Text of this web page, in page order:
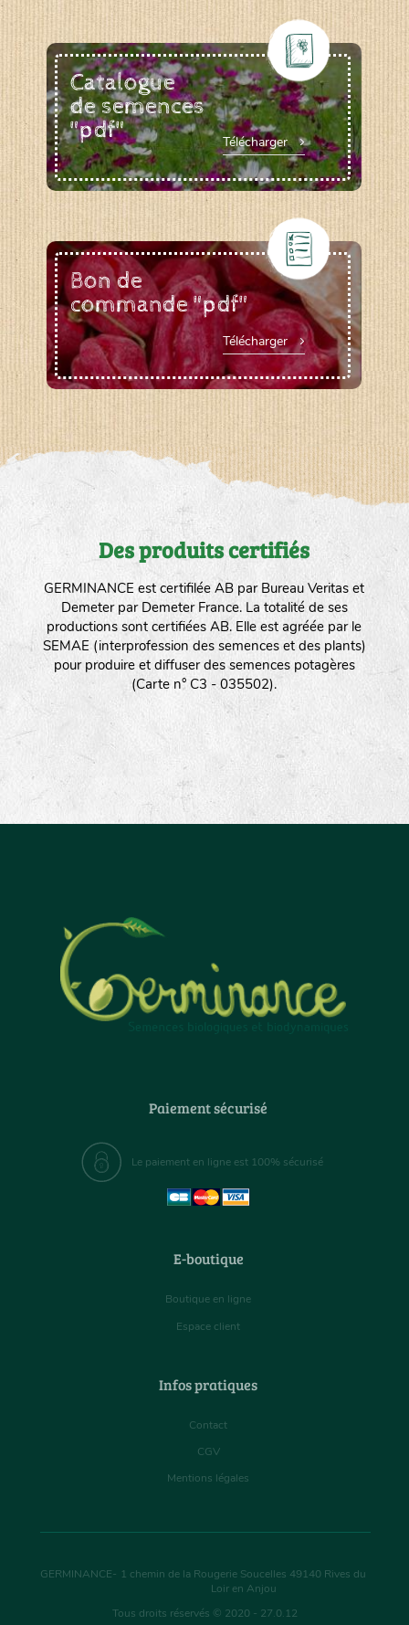
Catalogue
de semences
"pdf"
Télécharger
Bon de
commande "pdf"
Télécharger
Des produits certifiés
GERMINANCE est certifilée AB par Bureau Veritas et
Demeter par Demeter France. La totalité de ses
productions sont certifiées AB. Elle est agréée par le
SEMAE (interprofession des semences et des plants)
pour produire et diffuser des semences potagères
(Carte n° C3 - 035502).
Paiement sécurisé
Le paiement en ligne est 100% sécurisé
E-boutique
Boutique en ligne
Espace client
Infos pratiques
Contact
CGV
Mentions légales
GERMINANCE- 1 chemin de la Rougerie Soucelles 49140 Rives du
Loir en Anjou
Tous droits réservés © 2020 - 27.0.12